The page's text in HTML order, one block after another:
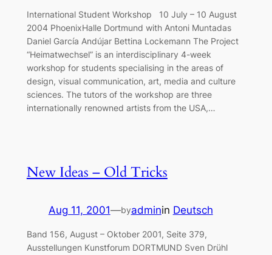
International Student Workshop 10 July – 10 August
2004 PhoenixHalle Dortmund with Antoni Muntadas
Daniel García Andújar Bettina Lockemann The Project
“Heimatwechsel” is an interdisciplinary 4-week
workshop for students specialising in the areas of
design, visual communication, art, media and culture
sciences. The tutors of the workshop are three
internationally renowned artists from the USA,…
New Ideas – Old Tricks
Aug 11, 2001—byadminin Deutsch
Band 156, August – Oktober 2001, Seite 379,
Ausstellungen Kunstforum DORTMUND Sven Drühl